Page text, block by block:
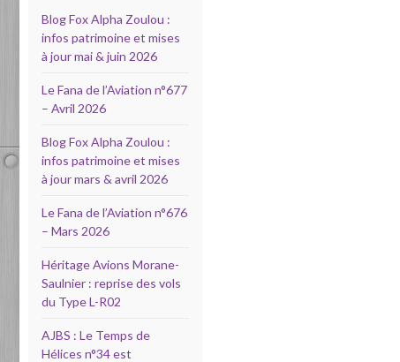
Blog Fox Alpha Zoulou :
infos patrimoine et mises
à jour mai & juin 2026
Le Fana de l’Aviation n°677
– Avril 2026
Blog Fox Alpha Zoulou :
infos patrimoine et mises
à jour mars & avril 2026
Le Fana de l’Aviation n°676
– Mars 2026
Héritage Avions Morane-
Saulnier : reprise des vols
du Type L-R02
AJBS : Le Temps de
Hélices n°34 est